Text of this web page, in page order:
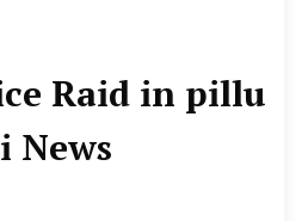
Fir, Haryana Portet Update
Portest News, Kisan Protest
Abtak Haryana News,
Raid in pillu
News